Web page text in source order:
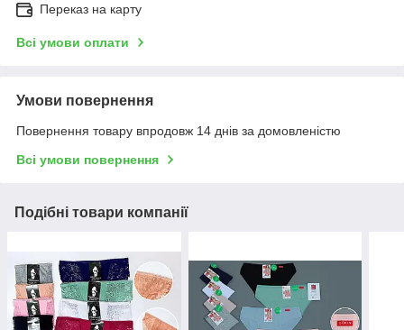
Переказ на карту
Всі умови оплати
Умови повернення
Повернення товару впродовж 14 днів за домовленістю
Всі умови повернення
Подібні товари компанії